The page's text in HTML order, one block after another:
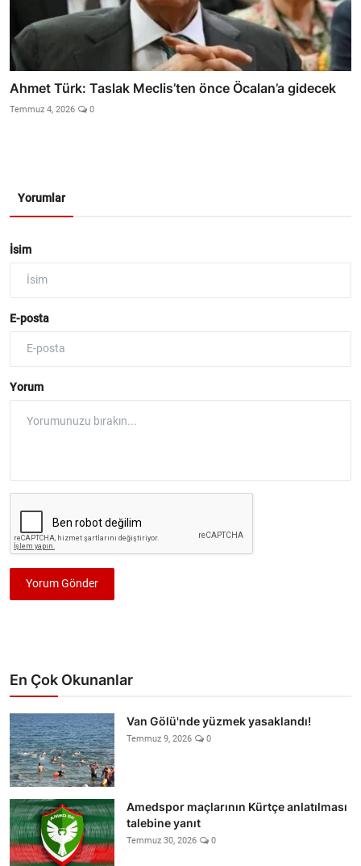
Ahmet Türk: Taslak Meclis’ten önce Öcalan’a gidecek
Temmuz 4, 2026 0
Yorumlar
İsim
E-posta
Yorum
Yorum Gönder
En Çok Okunanlar
Van Gölü'nde yüzmek yasaklandı!
Temmuz 9, 2026 0
Amedspor maçlarının Kürtçe anlatılması
talebine yanıt
Temmuz 30, 2026 0